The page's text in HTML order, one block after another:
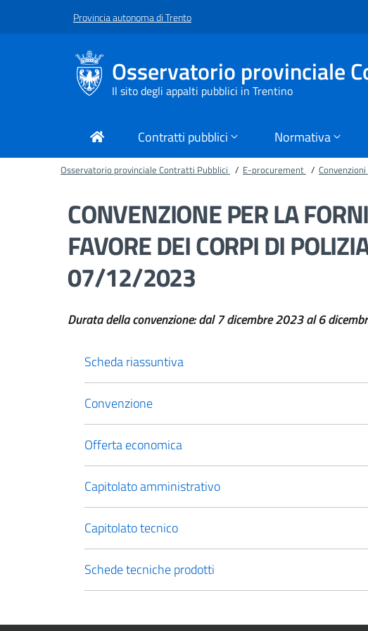
Provincia autonoma di Trento
Osservatorio provinciale
Il sito degli appalti pubblici in Trentino
Contratti pubblici Normativa
Osservatorio provinciale Contratti Pubblici / E-procurement / Convenzioni
CONVENZIONE PER LA
FAVORE DEI CORPI DI
07/12/2023
Durata della convenzione: dal 7 dicembre 2023 al 6
Scheda riassuntiva
Convenzione
Offerta economica
Capitolato amministrativo
Capitolato tecnico
Schede tecniche prodotti